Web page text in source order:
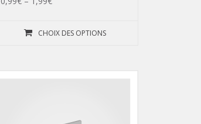
CHOIX DES OPTIONS